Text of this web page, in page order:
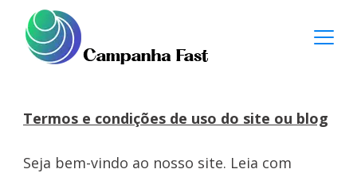
content
Fast
Termos e condições de uso do site ou blog
Seja bem-vindo ao nosso site. Leia com